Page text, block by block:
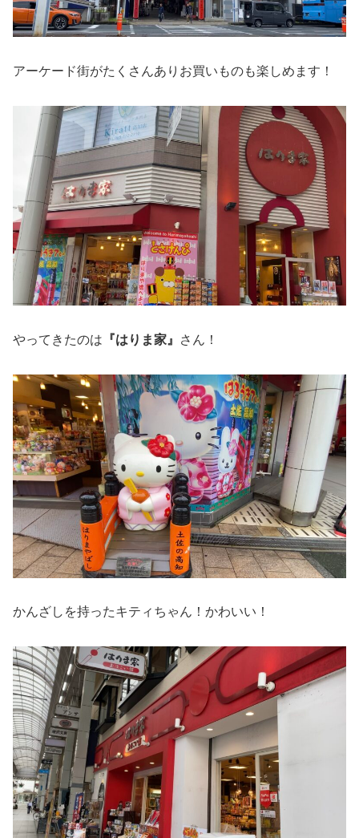
アーケード街がたくさんありお買いものも楽しめます！
やってきたのは 『はりま家』 さん！
かんざしを持ったキティちゃん！かわいい！